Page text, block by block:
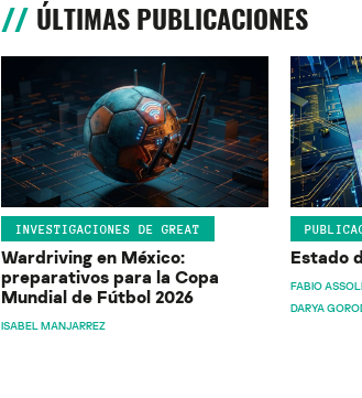
ÚLTIMAS PUBLICACIONES
INVESTIGACIONES DE GREAT
Wardriving en México:
preparativos para la Copa
Mundial de Fútbol 2026
ISABEL MANJARREZ
Estado
FABIO
DARYA